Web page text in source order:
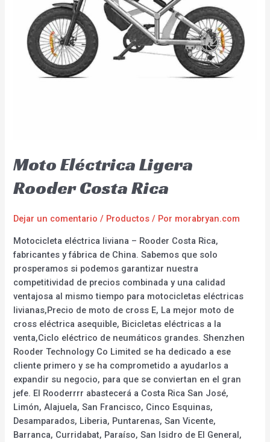
Moto Eléctrica Ligera
Rooder Costa Rica
Dejar un comentario / Productos / Por morabryan.com
Motocicleta eléctrica liviana – Rooder Costa Rica,
fabricantes y fábrica de China. Sabemos que solo
prosperamos si podemos garantizar nuestra
competitividad de precios combinada y una calidad
ventajosa al mismo tiempo para motocicletas eléctricas
livianas,Precio de moto de cross E, La mejor moto de
cross eléctrica asequible, Bicicletas eléctricas a la
venta,Ciclo eléctrico de neumáticos grandes. Shenzhen
Rooder Technology Co Limited se ha dedicado a ese
cliente primero y se ha comprometido a ayudarlos a
expandir su negocio, para que se conviertan en el gran
jefe. El Rooderrrr abastecerá a Costa Rica San José,
Limón, Alajuela, San Francisco, Cinco Esquinas,
Desamparados, Liberia, Puntarenas, San Vicente,
Barranca, Curridabat, Paraíso, San Isidro de El General,